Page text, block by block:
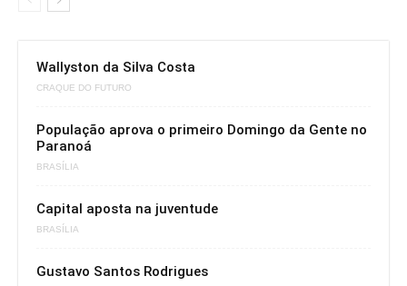
Wallyston da Silva Costa
CRAQUE DO FUTURO
População aprova o primeiro Domingo da Gente no
Paranoá
BRASÍLIA
Capital aposta na juventude
BRASÍLIA
Gustavo Santos Rodrigues